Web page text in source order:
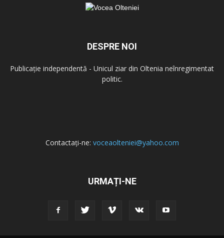
DESPRE NOI
Publicație independentă - Unicul ziar din Oltenia neînregimentat
politic.
Contactați-ne: voceaolteniei@yahoo.com
URMAȚI-NE